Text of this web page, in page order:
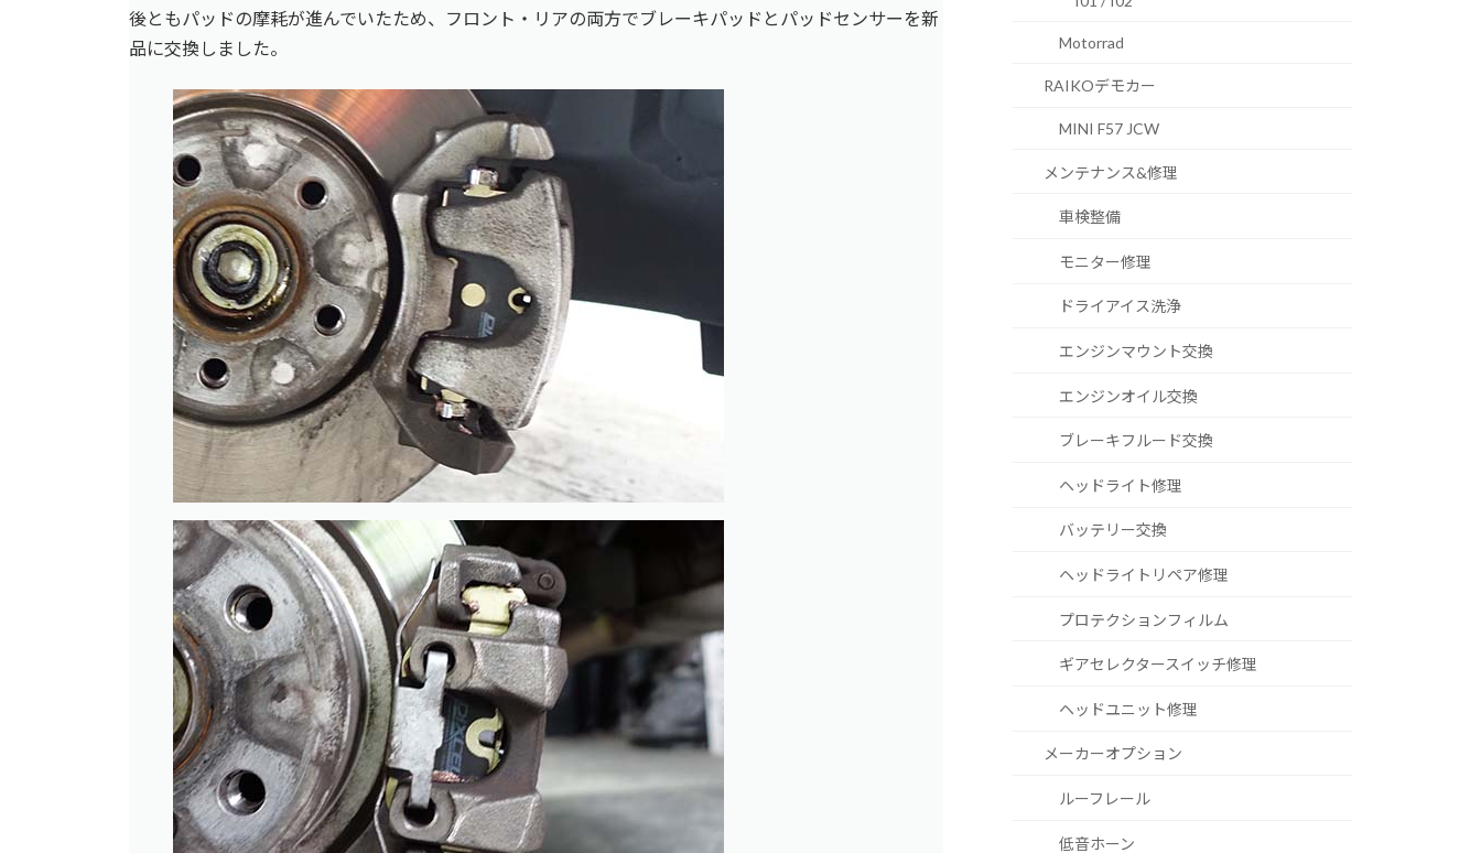
後ともパッドの摩耗が進んでいたため、フロント・リアの両方でブレーキパッドとパッドセンサーを新
品に交換しました。
Motorrad
RAIKOデモカー
MINI F57 JCW
メンテナンス&修理
車検整備
モニター修理
ドライアイス洗浄
エンジンマウント交換
エンジンオイル交換
ブレーキフルード交換
ヘッドライト修理
バッテリー交換
ヘッドライトリペア修理
プロテクションフィルム
ギアセレクタースイッチ修理
ヘッドユニット修理
メーカーオプション
ルーフレール
低音ホーン